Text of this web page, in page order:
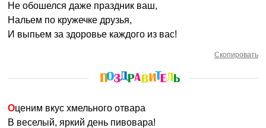
Не обошелся даже праздник ваш,
Нальем по кружечке друзья,
И выпьем за здоровье каждого из вас!
Скопировать
Оценим вкус хмельного отвара
В веселый, яркий день пивовара!